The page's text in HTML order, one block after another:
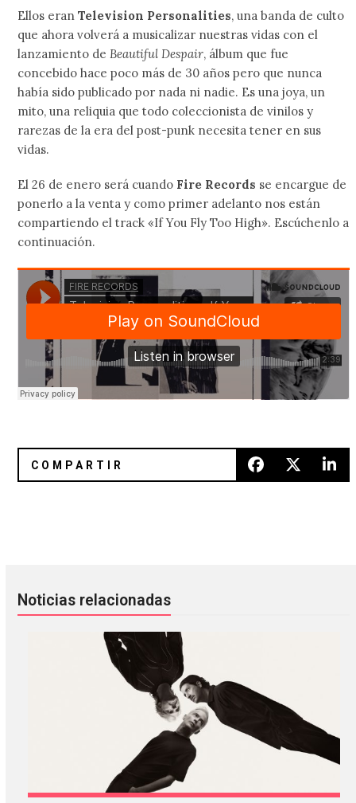
Ellos eranTelevision Personalities, una banda de culto
que ahora volverá a musicalizar nuestras vidas con el
lanzamiento deBeautiful Despair, álbum que fue
concebido hace poco más de 30 años pero que nunca
había sido publicado por nada ni nadie. Es una joya, un
mito, una reliquia que todo coleccionista de vinilos y
rarezas de la era del post-punk necesita tener en sus
vidas.
El 26 de enero será cuando Fire Records se encargue de
ponerlo a la venta y como primer adelanto nos están
compartiendo el track «If You Fly Too High». Escúchenlo a
continuación.
Noticias relacionadas